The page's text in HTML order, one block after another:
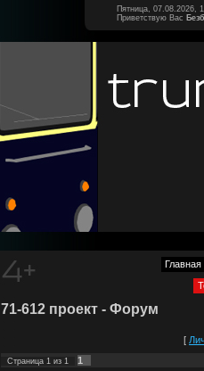
Пятница, 07.08.2026,
Приветствую Вас
Главная
71-612 проект - Форум
[
Страница 1 из 1 1